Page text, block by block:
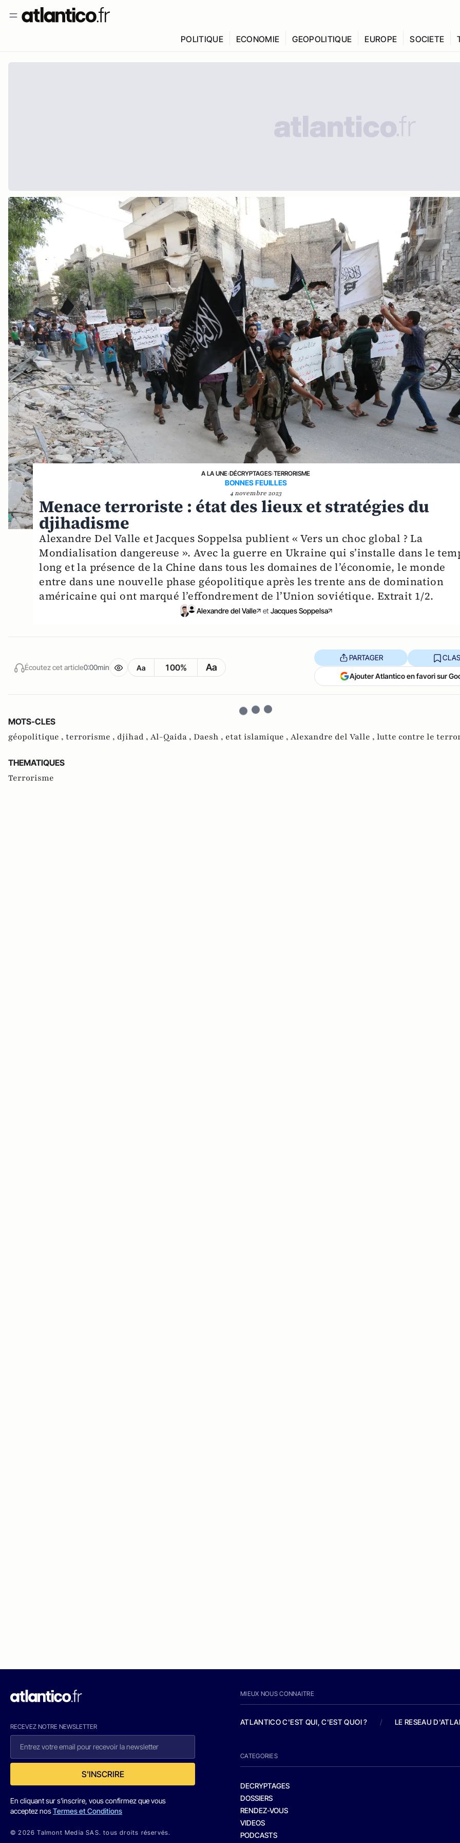
POLITIQUE ECONOMIE GEOPOLITIQUE EUROPE SOCIETE
A LA UNE›DÉCRYPTAGES›TERRORISME
BONNES FEUILLES
4 novembre 2023
Menace terroriste : état des lieux et stratégies du
djihadisme
Alexandre Del Valle et Jacques Soppelsa publient « Vers un choc global ? La
Mondialisation dangereuse ». Avec la guerre en Ukraine qui s’installe dans le
long et la présence de la Chine dans tous les domaines de l’économie, le monde
entre dans une nouvelle phase géopolitique après les trente ans de domination
américaine qui ont marqué l’effondrement de l’Union soviétique. Extrait 1/2.
Alexandre del Valle et Jacques Soppelsa
Écoutez cet article0:00min Aa 100% Aa
PARTAGER
Ajouter Atlantico en favori sur
MOTS-CLES
géopolitique , terrorisme , djihad , Al-Qaida , Daesh , etat islamique , Alexandre del Valle , lutte contre le
THEMATIQUES
Terrorisme
RECEVEZ NOTRE NEWSLETTER
S'INSCRIRE
En cliquant sur s'inscrire, vous confirmez que vous
acceptez nosTermes et Conditions
© 2026 Talmont Media SAS. tous droits réservés.
MIEUX NOUS CONNAITRE
ATLANTICO C'EST QUI, C'EST QUOI ? / LE RESEAU
CATEGORIES
DECRYPTAGES
DOSSIERS
RENDEZ-VOUS
VIDEOS
PODCASTS